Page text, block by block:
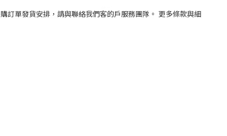
訂單發貨安排，請與聯絡我們客的戶服務團隊。 更多條款與細